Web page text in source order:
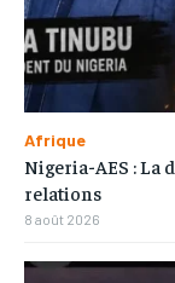
Afrique
Nigeria-AES : La
relations
8 août 2026